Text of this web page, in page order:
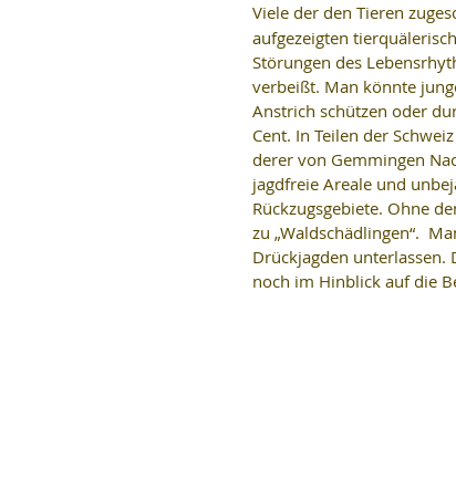
Viele der den Tieren
aufgezeigten
Störungen des
verbeißt. Man könnte
Anstrich schützen oder
Cent. In Teilen der
derer von Gemmingen
jagdfreie Areale und
Rückzugsgebiete. Ohne
zu „Waldschädlingen“.
Drückjagden unterlassen.
noch im Hinblick auf die